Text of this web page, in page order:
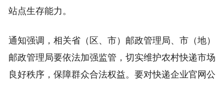
站点生存能力。
通知强调，相关省（区、市）邮政管理局、市（地）
邮政管理局要依法加强监管，切实维护农村快递市场
良好秩序，保障群众合法权益。要对快递企业官网公